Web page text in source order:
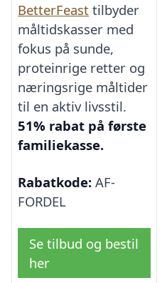
BetterFeast tilbyder
måltidskasser med
fokus på sunde,
proteinrige retter og
næringsrige måltider
til en aktiv livsstil.
51% rabat på første
familiekasse.
Rabatkode: AF-
FORDEL
Se tilbud og bestil
her